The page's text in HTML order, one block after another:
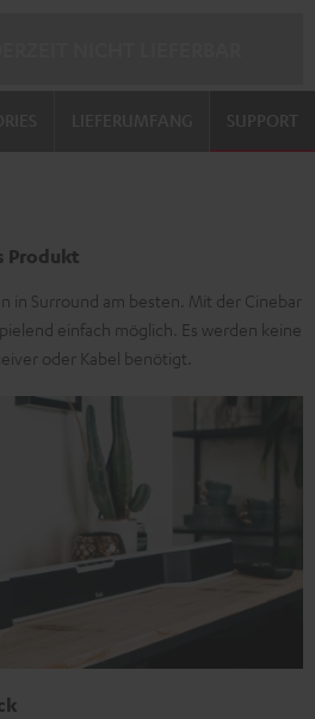
SUPPORT
Produkt
in Surround am besten. Mit der Cinebar
einfach möglich. Es werden keine
oder Kabel benötigt.